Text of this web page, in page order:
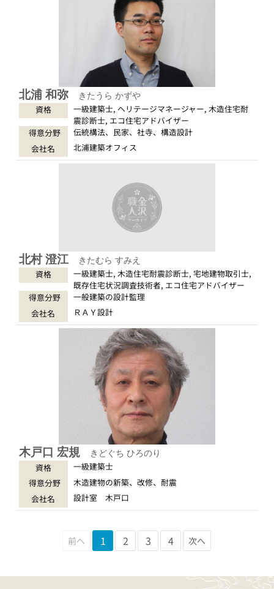
北浦 和弥 きたうら かずや
資格
一級建築士, ヘリテージマネージャー, 木造住宅耐
震診断士, エコ住宅アドバイザー
得意分野
伝統構法、民家、社寺、構造設計
会社名
北浦建築オフィス
北村 澄江 きたむら すみえ
資格
一級建築士, 木造住宅耐震診断士, 宅地建物取引士,
既存住宅状況調査技術者, エコ住宅アドバイザー
得意分野
一般建築の設計監理
会社名
ＲＡＹ設計
木戸口 宏規 きどぐち ひろのり
資格
一級建築士
得意分野
木造建物の新築、改修、耐震
会社名
設計室 木戸口
前へ 1 2 3 4 次へ